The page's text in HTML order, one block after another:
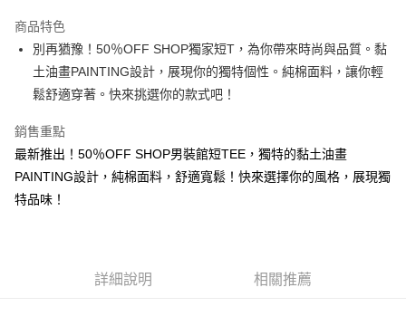
Apple Pay
街口支付
Google Pay
全盈+PAY
1.本服務由台灣大哥大提供，台灣大哥大用戶可立即使用無須另外申請。
2.付款方式選擇「大哥付你分期」，訂單成立後會自動跳轉到大哥付的交易
商品特色
別再猶豫！50％OFF SHOP獨家短T，為你帶來時尚與品質。黏
土油畫PAINTING設計，展現你的獨特個性。純棉面料，讓你輕
鬆舒適穿著。快來挑選你的款式吧！
銷售重點
最新推出！50％OFF SHOP男裝館短TEE，獨特的黏土油畫
PAINTING設計，純棉面料，舒適寬鬆！快來選擇你的風格，展現獨
特品味！
詳細說明 相關推薦